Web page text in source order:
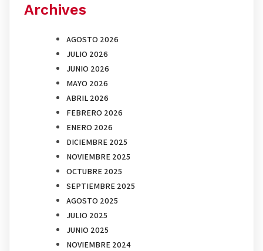
Archives
AGOSTO 2026
JULIO 2026
JUNIO 2026
MAYO 2026
ABRIL 2026
FEBRERO 2026
ENERO 2026
DICIEMBRE 2025
NOVIEMBRE 2025
OCTUBRE 2025
SEPTIEMBRE 2025
AGOSTO 2025
JULIO 2025
JUNIO 2025
NOVIEMBRE 2024